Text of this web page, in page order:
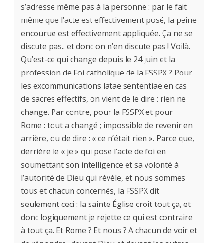
s’adresse même pas à la personne : par le fait
même que l’acte est effectivement posé, la peine
encourue est effectivement appliquée. Ça ne se
discute pas.. et donc on n’en discute pas ! Voilà.
Qu’est-ce qui change depuis le 24 juin et la
profession de Foi catholique de la FSSPX ? Pour
les excommunications latae sententiae en cas
de sacres effectifs, on vient de le dire : rien ne
change. Par contre, pour la FSSPX et pour
Rome : tout a changé ; impossible de revenir en
arrière, ou de dire : « ce n’était rien ». Parce que,
derrière le « je » qui pose l’acte de foi en
soumettant son intelligence et sa volonté à
l’autorité de Dieu qui révèle, et nous sommes
tous et chacun concernés, la FSSPX dit
seulement ceci : la sainte Église croit tout ça, et
donc logiquement je rejette ce qui est contraire
à tout ça. Et Rome ? Et nous ? A chacun de voir et